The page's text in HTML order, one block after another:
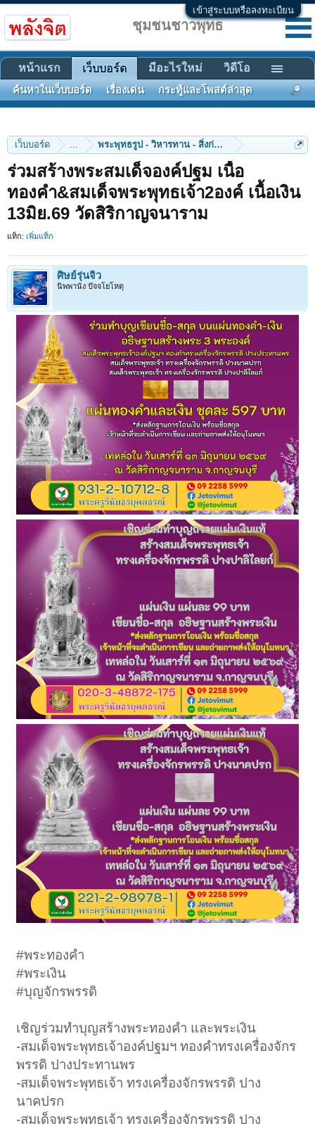
เข้าสู่ระบบหรือลงทะเบียน
เว็บบอร์ด ... พระพุทธรูป - วิหารทาน - สิ่งก่อสร้าง
ร่วมสร้างพระสมเด็จองค์ปฐม เนื้อ
ทองคำ&สมเด็จพระพุทธเจ้า2องค์ เนื้อเงิน
13มิย.69 วัดสิริกาญจนาราม
แท็ก: เพิ่มแท็ก
ศิษย์รุ่นจิ๋ว
นิพพานัง ปัจจโยโหตุ
#พระทองคำ
#พระเงิน
#บุญจักรพรรดิ
เชิญร่วมทำบุญสร้างพระทองคำ และพระเงิน
-สมเด็จพระพุทธเจ้าองค์ปฐมฯ ทองคำทรงเครื่องจักร
พรรดิ ปางประทานพร
-สมเด็จพระพุทธเจ้า ทรงเครื่องจักรพรรดิ ปาง
นาคปรก
-สมเด็จพระพุทธเจ้า ทรงเครื่องจักรพรรดิ ปาง
ชุมชนชาวพุทธ
หน้าแรก เว็บบอร์ด
ค้นหาในเว็บบอร์ด เรื่องเด่น กระทู้และโพสต์ล่าสุด
มีอะไรใหม่ วิดีโอ